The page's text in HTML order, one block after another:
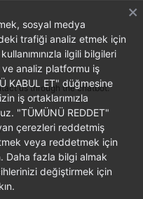
us through the chatbot.
sosyal medya
trafiği analiz etmek için
ilgili bilgileri
analiz platformu iş
KABUL ET" düğmesine
iş ortaklarımızla
"TÜMÜNÜ REDDET"
çerezleri reddetmiş
veya reddetmek için
Daha fazla bilgi almak
değiştirmek için